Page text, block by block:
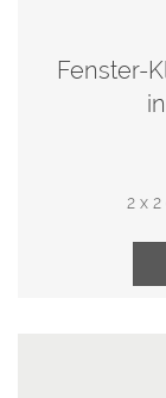
Fenster-
2 x